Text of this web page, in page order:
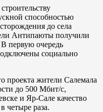
способностью
до села
Антипаюты получили
В первую очередь
социально
проекта жители Салемала
до 500 Мбит/с,
и Яр‑Сале качество
четыре раза.